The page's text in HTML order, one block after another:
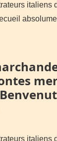
italiens
italiens